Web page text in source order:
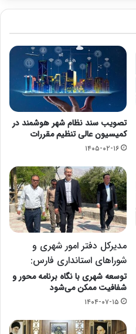
تصویب سند نظام شهر هوشمند در
کمیسیون عالی تنظیم مقررات
۱۴۰۵-۰۲-۱۶
مدیرکل دفتر امور شهری و
شوراهای استانداری فارس:
توسعه شهری با نگاه برنامه محور و
شفافیت ممکن می‌شود
۱۴۰۴-۰۷-۱۵